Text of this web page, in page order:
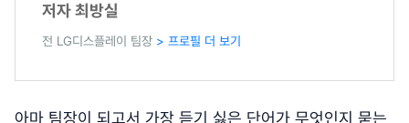
저자 최방실
전 LG디스플레이 팀장 > 프로필 더 보기
아마 팀장이 되고서 가장 듣기 싫은 단어가 무엇인지 묻는